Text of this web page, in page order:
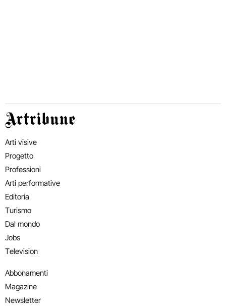
Artribune
Arti visive
Progetto
Professioni
Arti performative
Editoria
Turismo
Dal mondo
Jobs
Television
Abbonamenti
Magazine
Newsletter